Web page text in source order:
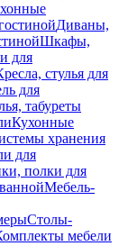
Диваны,
Шкафы,
для
стулья для
для
табуреты
Кухонные
хранения
для
полки для
Мебель-
Столы-
мебели